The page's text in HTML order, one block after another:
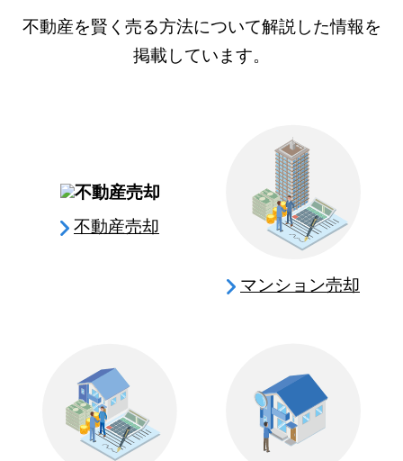
不動産を賢く売る方法について解説した情報を
掲載しています。
不動産売却
マンション売却